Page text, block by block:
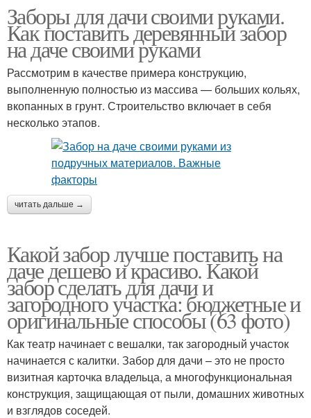
Заборы для дачи своими руками.
Как поставить деревянный забор
на даче своими руками
Рассмотрим в качестве примера конструкцию,
выполненную полностью из массива — больших кольях,
вкопанных в грунт. Строительство включает в себя
несколько этапов.
читать дальше →
Какой забор лучше поставить на
даче дешево и красиво. Какой
забор сделать для дачи и
загородного участка: бюджетные и
оригинальные способы (63 фото)
Как театр начинает с вешалки, так загородный участок
начинается с калитки. Забор для дачи – это не просто
визитная карточка владельца, а многофункциональная
конструкция, защищающая от пыли, домашних животных
и взглядов соседей.